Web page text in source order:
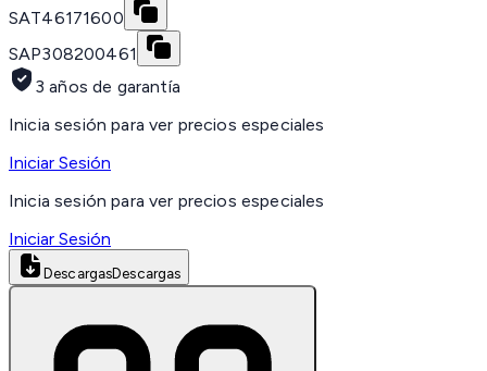
SAT46171600
SAP308200461
3 años de garantía
Inicia sesión para ver precios especiales
Iniciar Sesión
Inicia sesión para ver precios especiales
Iniciar Sesión
DescargasDescargas